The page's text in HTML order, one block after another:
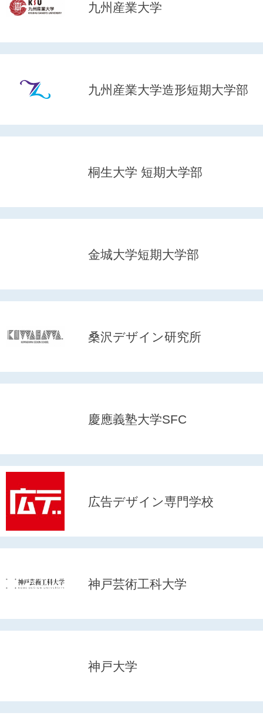
九州産業大学
九州産業大学造形短期大学部
桐生大学 短期大学部
金城大学短期大学部
桑沢デザイン研究所
慶應義塾大学SFC
広告デザイン専門学校
神戸芸術工科大学
神戸大学